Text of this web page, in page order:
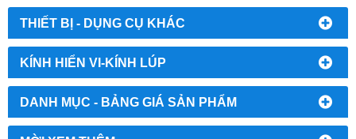
THIẾT BỊ - DỤNG CỤ KHÁC
KÍNH HIỂN VI-KÍNH LÚP
DANH MỤC - BẢNG GIÁ SẢN PHẨM